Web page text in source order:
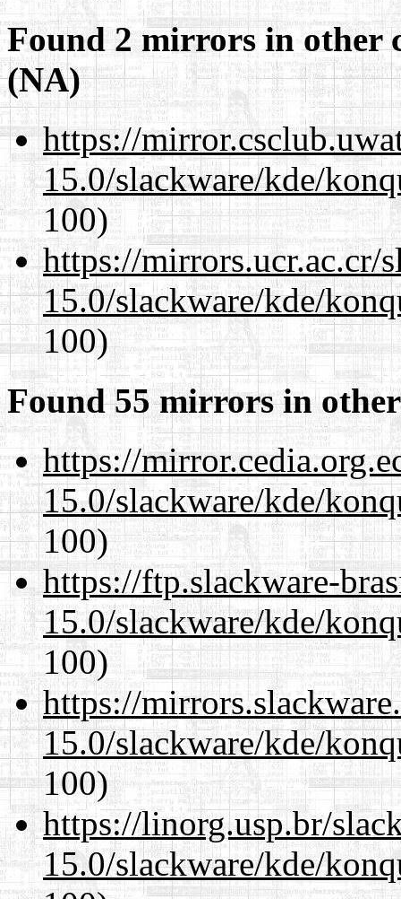
Found 2 mirrors in other
(NA)
https://
15.0/slackware/kde/
100)
https://mirrors.ucr.ac.cr/
15.0/slackware/kde/
100)
Found 55 mirrors in
https://
15.0/slackware/kde/
100)
https://ftp.slackware-
15.0/slackware/kde/
100)
https://
15.0/slackware/kde/
100)
https://linorg.usp.br/
15.0/slackware/kde/